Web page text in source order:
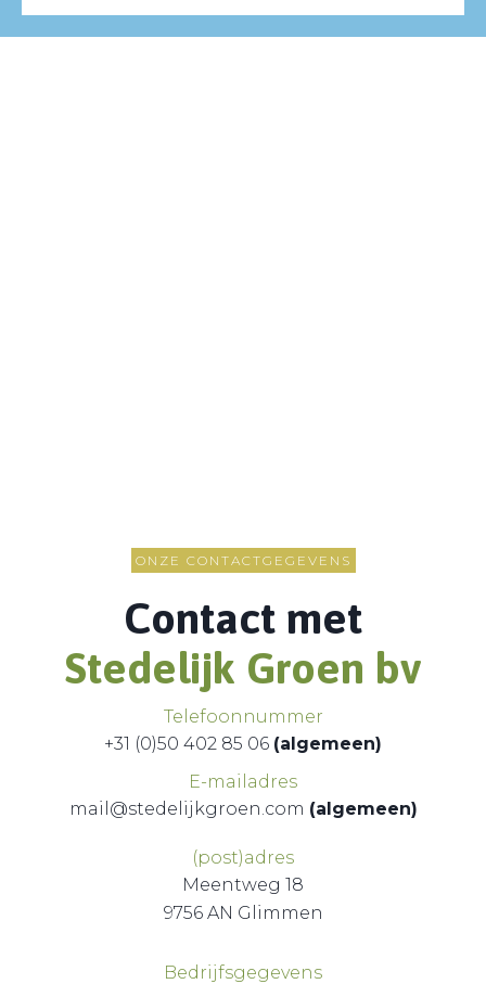
ONZE CONTACTGEGEVENS
Contact met
Stedelijk Groen bv
Telefoonnummer
+31 (0)50 402 85 06 (algemeen)
E-mailadres
mail@stedelijkgroen.com (algemeen)
(post)adres
Meentweg 18
9756 AN Glimmen
Bedrijfsgegevens